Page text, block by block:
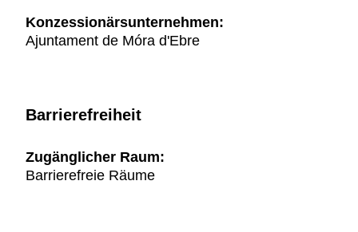
Konzessionärsunternehmen:
Ajuntament de Móra d'Ebre
Barrierefreiheit
Zugänglicher Raum:
Barrierefreie Räume